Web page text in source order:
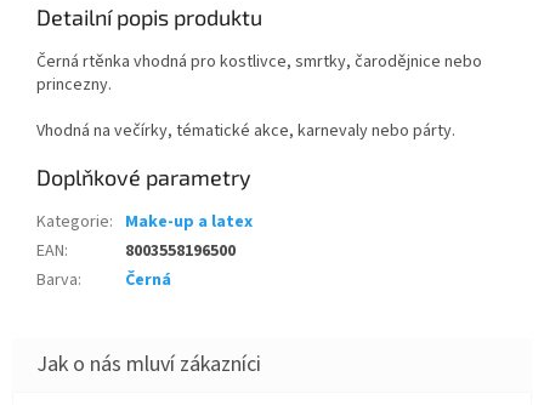
Detailní popis produktu
Černá rtěnka vhodná pro kostlivce, smrtky, čarodějnice nebo
princezny.
Vhodná na večírky, tématické akce, karnevaly nebo párty.
Doplňkové parametry
Kategorie: Make-up a latex
EAN:
8003558196500
Barva: Černá